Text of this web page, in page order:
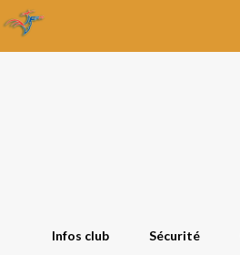
Infos club Sécurité